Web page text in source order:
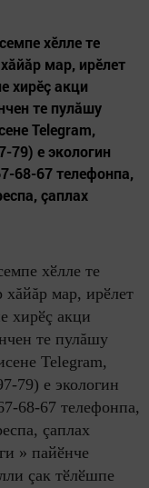
хӗлле те
мар, ирӗлет
хирӗç акци
те пулăшу
Telegram,
79) е экологин
68-67 телефонпа,
çаплах
хӗлле те
мар, ирӗлет
хирӗç акци
те пулăшу
Telegram,
79) е экологин
68-67 телефонпа,
çаплах
» пайӗнче
çак тӗлӗшпе